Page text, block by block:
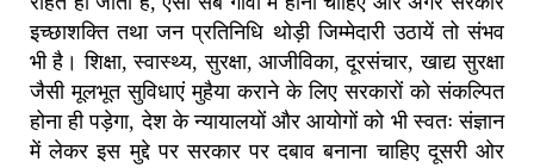
इच्छाशक्ति तथा जन प्रतिनिधि थोड़ी जिम्मेदारी उठायें तो संभव
भी है। शिक्षा, स्वास्थ्य, सुरक्षा, आजीविका, दूरसंचार, खाद्य सुरक्षा
जैसी मूलभूत सुविधाएं मुहैया कराने के लिए सरकारों को संकल्पित
होना ही पड़ेगा, देश के न्यायालयों और आयोगों को भी स्वतः संज्ञान
में लेकर इस मुद्दे पर सरकार पर दबाव बनाना चाहिए दूसरी ओर